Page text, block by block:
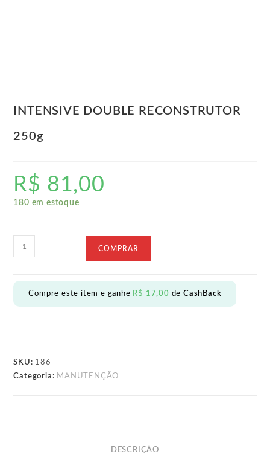
INTENSIVE DOUBLE RECONSTRUTOR
250g
R$ 81,00
180 em estoque
INTENSIVE
DOUBLE
quantidade
COMPRAR
Compre este item e ganhe R$ 17,00 deCashBack
SKU: 186
Categoria: MANUTENÇÃO
DESCRIÇÃO